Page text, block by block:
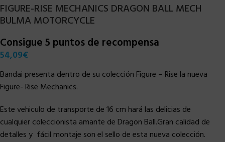
FIGURE-RISE MECHANICS DRAGON BALL MECH
BULMA MOTORCYCLE
Consigue 5 puntos de recompensa
54,09€
Bandai presenta dentro de su colección Figure – Rise la nueva
Figure- Rise Mechanics.
Este vehiculo de transporte de 16 cm hará las delicias de
cualquier coleccionista amante de Dragon Ball.Gran calidad de
detalles y fácil montaje son el sello de esta nueva colección.